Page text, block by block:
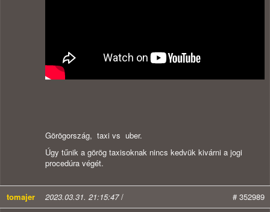
Görögország, taxi vs uber.
Úgy tűnik a görög taxisoknak nincs kedvük kivárni a jogi
procedúra végét.
tomajer 2023.03.31. 21:15:47/
# 352989